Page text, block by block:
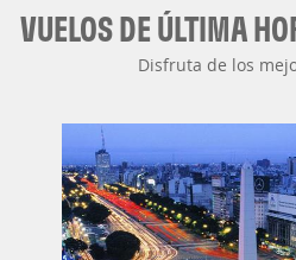
VUELOS DE ÚLTIMA
Disfruta de los